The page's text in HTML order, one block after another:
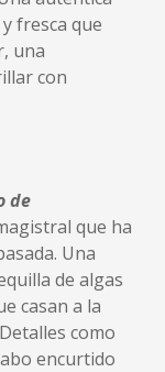
fresca que
una
con
de
que ha
Una
de algas
casan a la
como
encurtido